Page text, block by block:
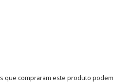
que compraram este produto podem